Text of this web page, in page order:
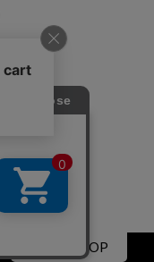
▲PAGE TOP